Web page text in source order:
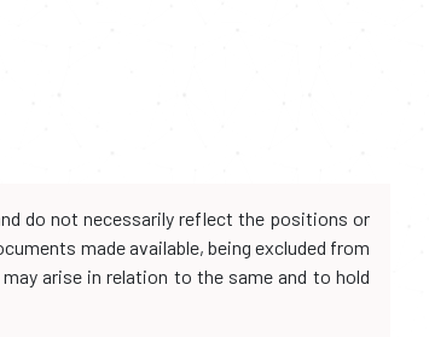
do not necessarily reflect the positions or
made available, being excluded from
arise in relation to the same and to hold